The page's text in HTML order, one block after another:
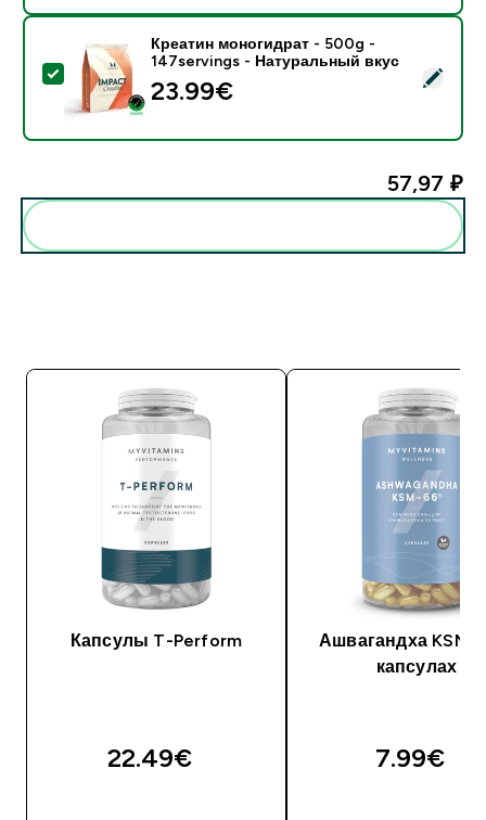
- Креатин моногидрат - 500g - 147servings -
Креатин моногидрат - 500g -
147servings - Натуральный вкус
23.99€‎
57,97 ₽‎
Капсулы T-Perform
22.49€‎
Ашвагандха KSM-
капсулах
7.99€‎